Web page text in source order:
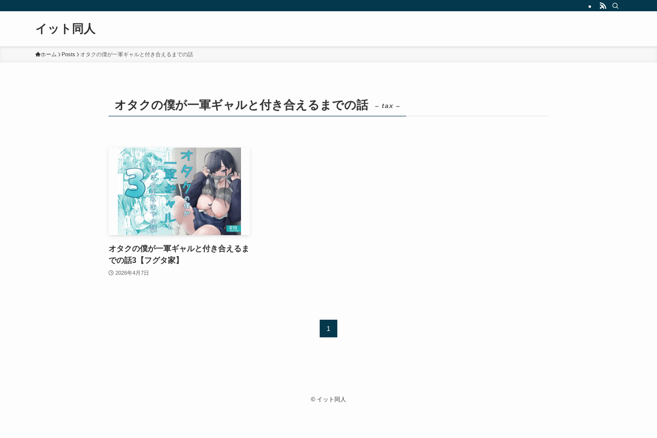
イット同人
ホーム Posts オタクの僕が一軍ギャルと付き合えるまでの話
オタクの僕が一軍ギャルと付き合えるまでの話 – tax –
オタクの僕が一軍ギャルと付き合えるま
での話3【フグタ家】
2026年4月7日
1
© イット同人